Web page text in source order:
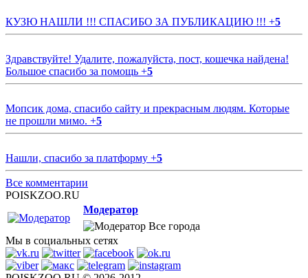
КУЗЮ НАШЛИ !!! СПАСИБО ЗА ПУБЛИКАЦИЮ !!! +5
Здравствуйте! Удалите, пожалуйста, пост, кошечка найдена!
Большое спасибо за помощь +5
Мопсик дома, спасибо сайту и прекрасным людям. Которые
не прошли мимо. +5
Нашли, спасибо за платформу +5
Все комментарии
POISKZOO.RU
Модератор
Все города
Мы в социальных сетях